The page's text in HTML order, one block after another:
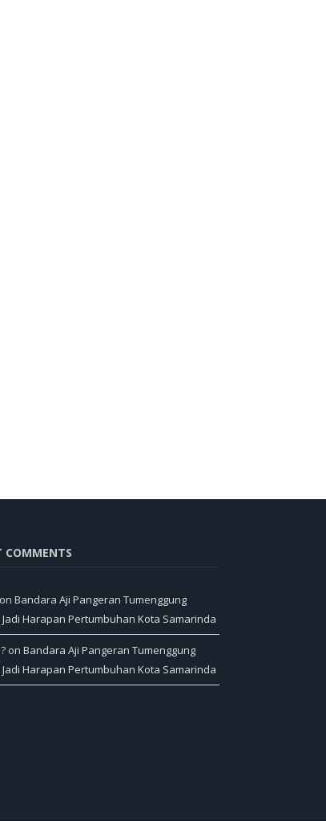
COMMENTS
on Bandara Aji Pangeran Tumenggung
Harapan Pertumbuhan Kota Samarinda
on Bandara Aji Pangeran Tumenggung
Harapan Pertumbuhan Kota Samarinda